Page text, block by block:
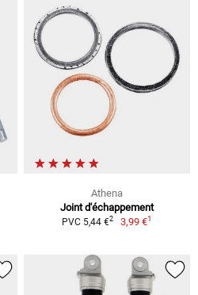
Athena
Joint d'échappement
PVC 5,44 €2 3,99 €1